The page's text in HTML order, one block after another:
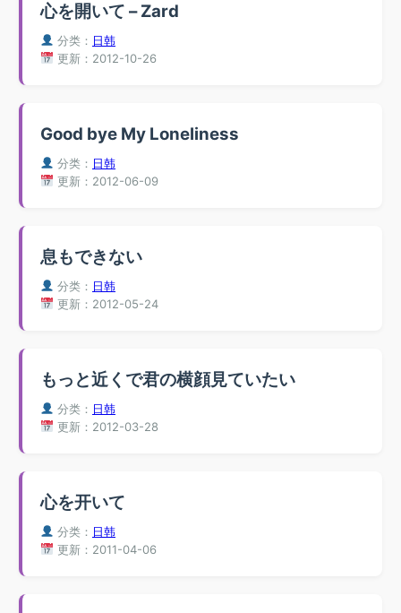
心を開いて – Zard
分类： 日韩
更新：2012-10-26
Good bye My Loneliness
分类： 日韩
更新：2012-06-09
息もできない
分类： 日韩
更新：2012-05-24
もっと近くで君の横顔見ていたい
分类： 日韩
更新：2012-03-28
心を开いて
分类： 日韩
更新：2011-04-06